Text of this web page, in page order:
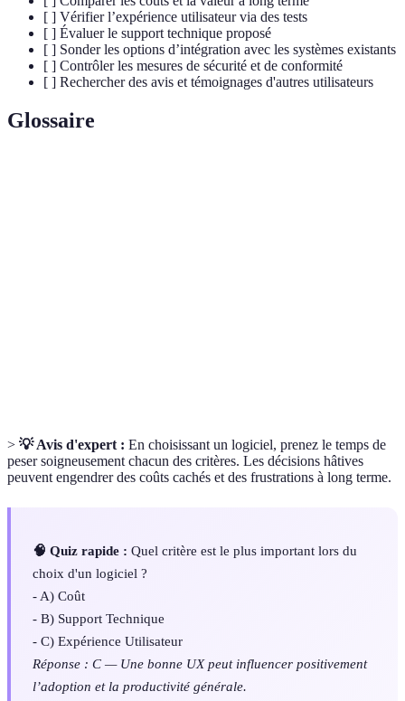
[ ] Vérifier l’expérience utilisateur via des tests
[ ] Évaluer le support technique proposé
[ ] Sonder les options d’intégration avec les systèmes existants
[ ] Contrôler les mesures de sécurité et de conformité
[ ] Rechercher des avis et témoignages d'autres utilisateurs
Glossaire
> 💡 Avis d'expert : En choisissant un logiciel, prenez le temps de
peser soigneusement chacun des critères. Les décisions hâtives
peuvent engendrer des coûts cachés et des frustrations à long terme.
🧠 Quiz rapide : Quel critère est le plus important lors du
choix d'un logiciel ?
- A) Coût
- B) Support Technique
- C) Expérience Utilisateur
Réponse : C — Une bonne UX peut influencer positivement
l’adoption et la productivité générale.